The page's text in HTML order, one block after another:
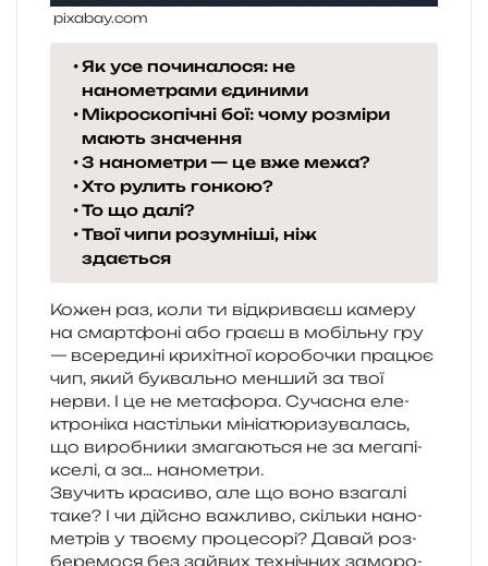
pixabay.com
Як усе починалося: не
нанометрами єдиними
Мікроскопічні бої: чому розміри
мають значення
3 нанометри — це вже межа?
Хто рулить гонкою?
То що далі?
Твої чипи розумніші, ніж
здається
Кожен раз, коли ти від­кри­ва­єш каме­ру
на смар­тфо­ні або граєш в мобіль­ну гру
— все­ре­ди­ні кри­хі­тної коро­бо­чки пра­цює
чип, який букваль­но мен­ший за твої
нерви. І це не мета­фо­ра. Сучасна еле­
ктро­ні­ка настіль­ки міні­а­тю­ри­зу­ва­лась,
що виро­бни­ки зма­га­ю­ться не за мега­пі­
ксе­лі, а за… нанометри.
Звучить кра­си­во, але що воно вза­га­лі
таке? І чи дій­сно важли­во, скіль­ки нано­
ме­трів у тво­є­му про­це­со­рі? Давай роз­
бе­ре­мо­ся без зай­вих техні­чних замо­ро­